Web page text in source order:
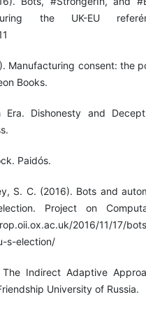
the UK-EU
Manufacturing consent: the
Books.
Dishonesty and
Paidós.
S. C. (2016). Bots and
Project on
2016/11/17/
s-election/
Indirect Adaptive
University of Russia.